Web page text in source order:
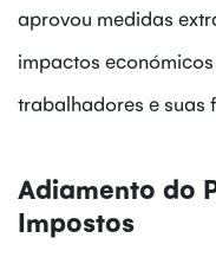
aprovou medidas
impactos
trabalhadores e suas
Adiamento do
Impostos